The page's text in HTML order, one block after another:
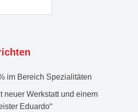
im Bereich Spezialitäten
neuer Werkstatt und einem
Eduardo“